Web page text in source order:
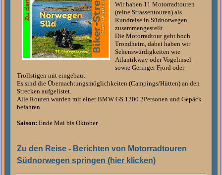
Wir haben 11 Motorradtouren
(reine Strassentouren) als
Rundreise in Südnorwegen
zusammengestellt.
Die Motorradtour geht hoch
Trondheim, dabei haben wir
Sehenswürdigkeiten wie
Atlantikway oder Vogelinsel
sowie Geringer Fjord oder
Trollstigen mit eingebaut.
Es sind die Übernachtungsmöglichkeiten (Campings/Hütten) an den
Strecken aufgelistet.
Alle Routen wurden mit einer BMW GS 1200 2Personen und Gepäck
befahren.
Saison:Ende Mai bis Oktober
Zu den Reise - Berichten von Motorradtouren
Südnorwegen springen (hier klicken)